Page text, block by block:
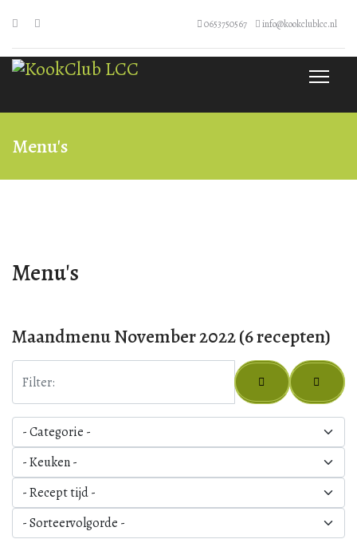
0653750567 info@kookclublcc.nl
Menu's
Menu's
Maandmenu November 2022 (6 recepten)